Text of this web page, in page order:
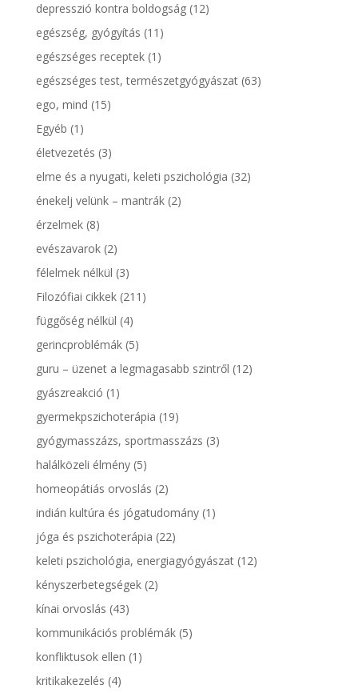
depresszió kontra boldogság(12)
egészség, gyógyítás (11)
egészséges receptek(1)
egészséges test, természetgyógyászat(63)
ego, mind (15)
Egyéb (1)
életvezetés (3)
elme és a nyugati, keleti pszichológia (32)
énekelj velünk – mantrák(2)
érzelmek(8)
evészavarok(2)
félelmek nélkül (3)
Filozófiai cikkek(211)
függőség nélkül (4)
gerincproblémák(5)
guru – üzenet a legmagasabb szintről (12)
gyászreakció (1)
gyermekpszichoterápia (19)
gyógymasszázs, sportmasszázs (3)
halálközeli élmény(5)
homeopátiás orvoslás (2)
indián kultúra és jógatudomány(1)
jóga és pszichoterápia (22)
keleti pszichológia, energiagyógyászat(12)
kényszerbetegségek(2)
kínai orvoslás (43)
kommunikációs problémák(5)
konfliktusok ellen (1)
kritikakezelés (4)